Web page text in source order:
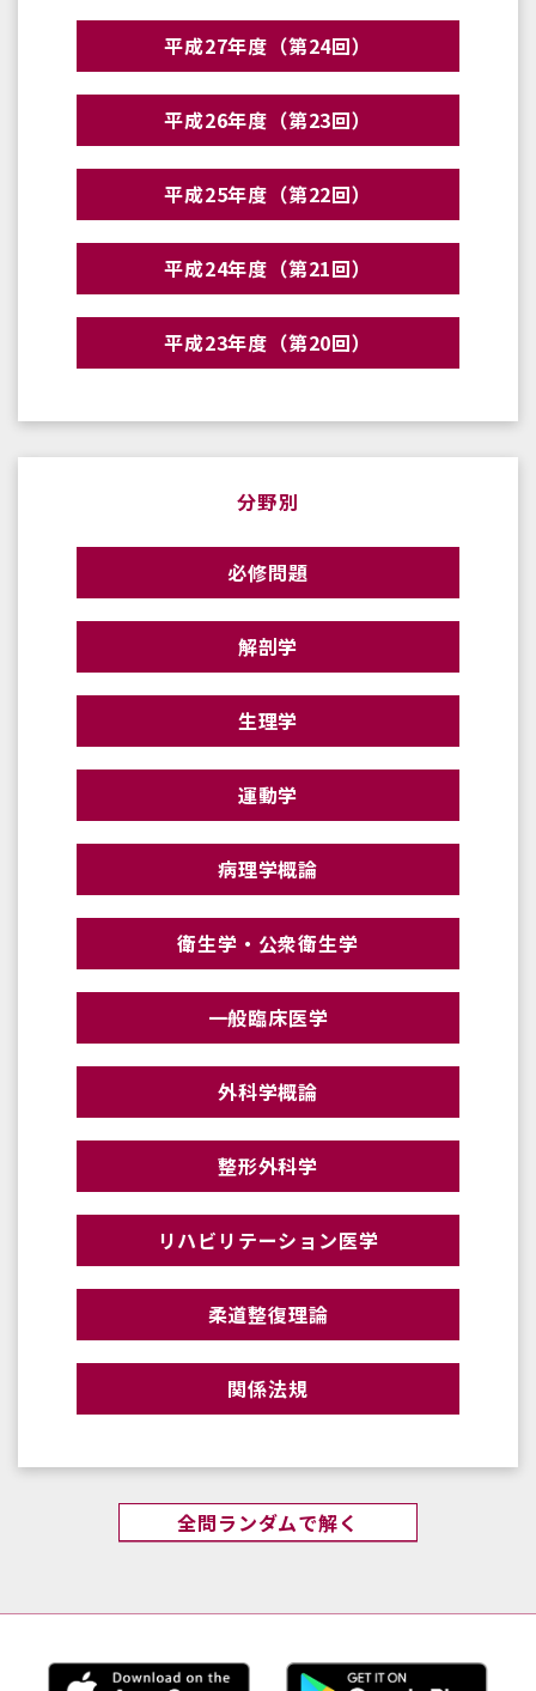
平成27年度（第24回）
平成26年度（第23回）
平成25年度（第22回）
平成24年度（第21回）
平成23年度（第20回）
分野別
必修問題
解剖学
生理学
運動学
病理学概論
衛生学・公衆衛生学
一般臨床医学
外科学概論
整形外科学
リハビリテーション医学
柔道整復理論
関係法規
全問ランダムで解く